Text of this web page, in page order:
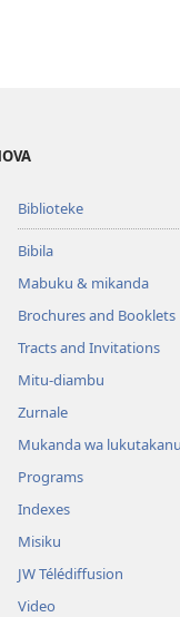
Biblioteke
Bibila
Mabuku & mikanda
Brochures and Booklets
Tracts and Invitations
Mitu-diambu
Zurnale
Mukanda wa lukutakanu
Programs
Indexes
Misiku
JW Télédiffusion
Video